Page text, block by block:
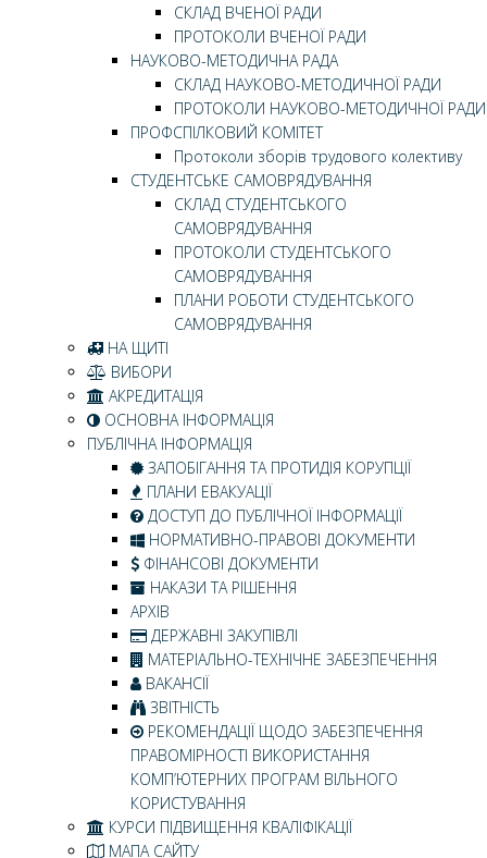
СКЛАД ВЧЕНОЇ РАДИ
ПРОТОКОЛИ ВЧЕНОЇ РАДИ
НАУКОВО-МЕТОДИЧНА РАДА
СКЛАД НАУКОВО-МЕТОДИЧНОЇ РАДИ
ПРОТОКОЛИ НАУКОВО-МЕТОДИЧНОЇ РАДИ
ПРОФСПІЛКОВИЙ КОМІТЕТ
Протоколи зборів трудового колективу
СТУДЕНТСЬКЕ САМОВРЯДУВАННЯ
СКЛАД СТУДЕНТСЬКОГО
САМОВРЯДУВАННЯ
ПРОТОКОЛИ СТУДЕНТСЬКОГО
САМОВРЯДУВАННЯ
ПЛАНИ РОБОТИ СТУДЕНТСЬКОГО
САМОВРЯДУВАННЯ
НА ЩИТІ
ВИБОРИ
АКРЕДИТАЦІЯ
ОСНОВНА ІНФОРМАЦІЯ
ПУБЛІЧНА ІНФОРМАЦІЯ
ЗАПОБІГАННЯ ТА ПРОТИДІЯ КОРУПЦІЇ
ПЛАНИ ЕВАКУАЦІЇ
ДОСТУП ДО ПУБЛІЧНОЇ ІНФОРМАЦІЇ
НОРМАТИВНО-ПРАВОВІ ДОКУМЕНТИ
ФІНАНСОВІ ДОКУМЕНТИ
НАКАЗИ ТА РІШЕННЯ
АРХІВ
ДЕРЖАВНІ ЗАКУПІВЛІ
МАТЕРІАЛЬНО-ТЕХНІЧНЕ ЗАБЕЗПЕЧЕННЯ
ВАКАНСІЇ
ЗВІТНІСТЬ
РЕКОМЕНДАЦІЇ ЩОДО ЗАБЕЗПЕЧЕННЯ
ПРАВОМІРНОСТІ ВИКОРИСТАННЯ
КОМП’ЮТЕРНИХ ПРОГРАМ ВІЛЬНОГО
КОРИСТУВАННЯ
КУРСИ ПІДВИЩЕННЯ КВАЛІФІКАЦІЇ
МАПА САЙТУ